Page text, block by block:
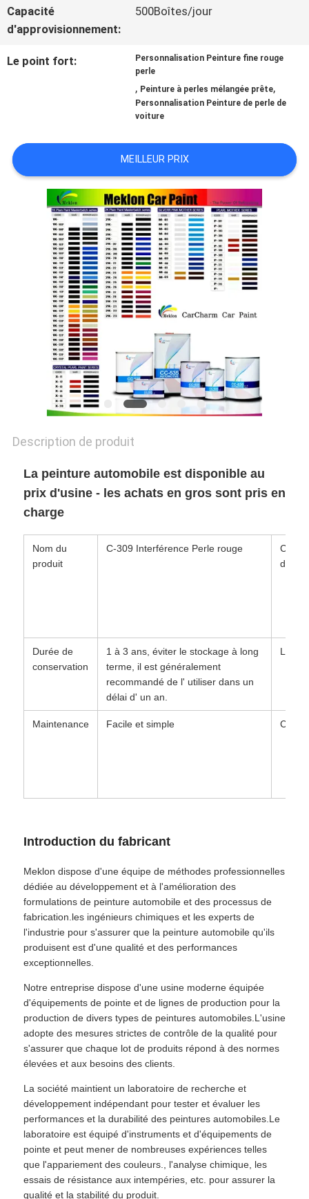
PLAN
POLITIQUE
CONFIDENTIALITÉ
Capacité
d'approvisionnement:
500Boîtes/jour
Le point fort:
Personnalisation Peinture fine rouge
perle
, Peinture à perles mélangée prête,
Personnalisation Peinture de perle de
voiture
MEILLEUR PRIX
Description de produit
La peinture automobile est disponible au
prix d'usine - les achats en gros sont pris en
charge
Nom du
produit
C-309 Interférence Perle rouge
de
Durée de
conservation
1 à 3 ans, éviter le stockage à long
terme, il est généralement
recommandé de l' utiliser dans un
délai d' un an.
Maintenance Facile et simple
Introduction du fabricant
Meklon dispose d'une équipe de méthodes professionnelles
dédiée au développement et à l'amélioration des
formulations de peinture automobile et des processus de
fabrication.les ingénieurs chimiques et les experts de
l'industrie pour s'assurer que la peinture automobile qu'ils
produisent est d'une qualité et des performances
exceptionnelles.
Notre entreprise dispose d'une usine moderne équipée
d'équipements de pointe et de lignes de production pour la
production de divers types de peintures automobiles.L'usine
adopte des mesures strictes de contrôle de la qualité pour
s'assurer que chaque lot de produits répond à des normes
élevées et aux besoins des clients.
La société maintient un laboratoire de recherche et
développement indépendant pour tester et évaluer les
performances et la durabilité des peintures automobiles.Le
laboratoire est équipé d'instruments et d'équipements de
pointe et peut mener de nombreuses expériences telles
que l'appariement des couleurs., l'analyse chimique, les
essais de résistance aux intempéries, etc. pour assurer la
qualité et la stabilité du produit.